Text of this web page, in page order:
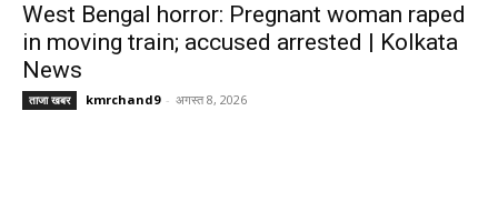
West Bengal horror: Pregnant woman raped
in moving train; accused arrested | Kolkata
News
ताजा खबर kmrchand9 - अगस्त 8, 2026